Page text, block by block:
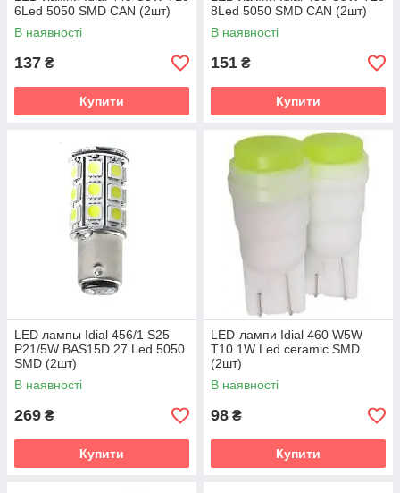
6Led 5050 SMD CAN (2шт)
В наявності
137 ₴
Купити
8Led 5050 SMD CAN (2шт)
В наявності
151 ₴
Купити
LED лампы Idial 456/1 S25
P21/5W BAS15D 27 Led 5050
SMD (2шт)
В наявності
269 ₴
Купити
LED-лампи Idial 460 W5W
T10 1W Led ceramic SMD
(2шт)
В наявності
98 ₴
Купити